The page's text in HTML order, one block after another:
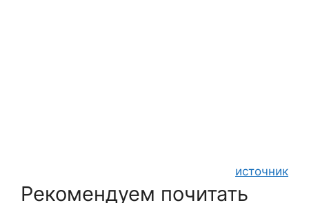
источник
Рекомендуем почитать